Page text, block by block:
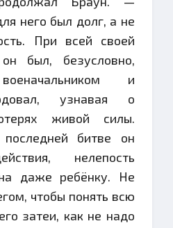
него был долг, а не
При всей своей
был, безусловно,
и
узнавая о
живой силы.
битве он
нелепость
даже ребёнку. Не
чтобы понять всю
затеи, как не надо